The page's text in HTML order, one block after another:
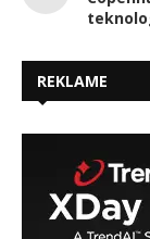
REKLAME